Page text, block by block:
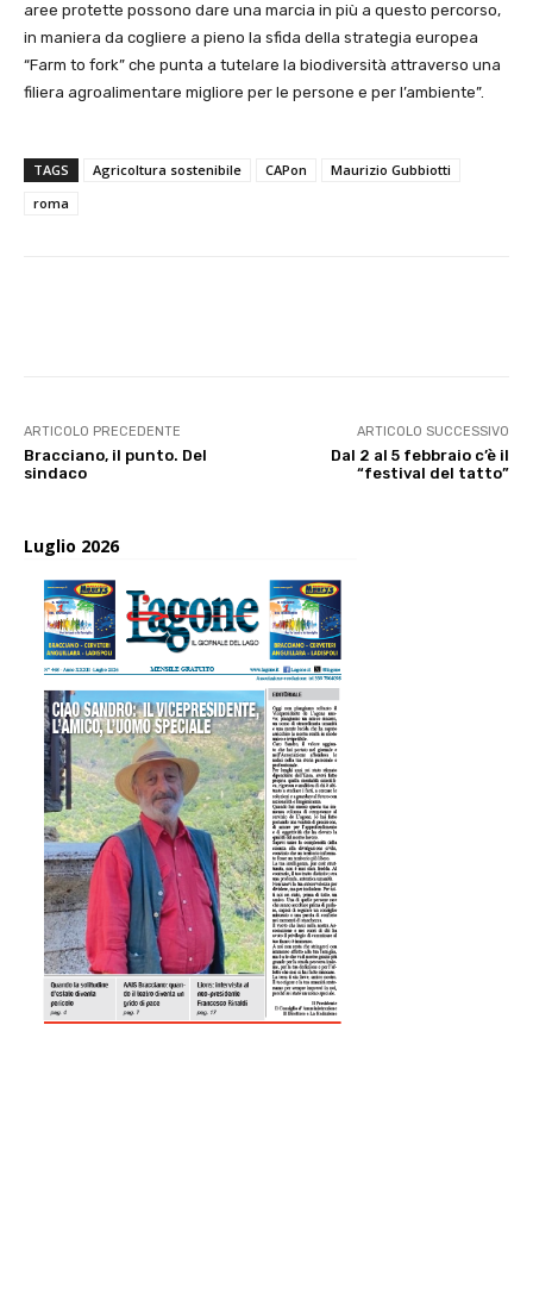
aree protette possono dare una marcia in più a questo percorso,
in maniera da cogliere a pieno la sfida della strategia europea
“Farm to fork” che punta a tutelare la biodiversità attraverso una
filiera agroalimentare migliore per le persone e per l’ambiente”.
TAGS Agricoltura sostenibile CAPon
Maurizio Gubbiotti
roma
ARTICOLO PRECEDENTE
Bracciano, il punto. Del
sindaco
ARTICOLO SUCCESSIVO
Dal 2 al 5 febbraio c’è il
“festival del tatto”
Luglio 2026